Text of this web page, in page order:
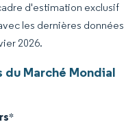
d'estimation exclusif
les dernières données
2026.
Marché Mondial
*